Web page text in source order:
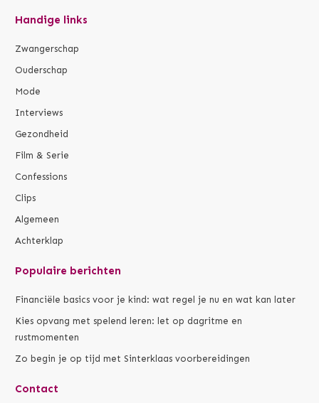
Handige links
Zwangerschap
Ouderschap
Mode
Interviews
Gezondheid
Film & Serie
Confessions
Clips
Algemeen
Achterklap
Populaire berichten
Financiële basics voor je kind: wat regel je nu en wat kan later
Kies opvang met spelend leren: let op dagritme en
rustmomenten
Zo begin je op tijd met Sinterklaas voorbereidingen
Contact